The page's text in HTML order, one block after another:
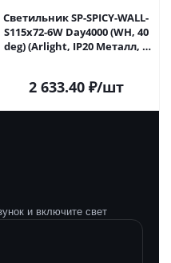
Светильник SP-SPICY-WALL-
S115x72-6W Day4000 (WH, 40
deg) (Arlight, IP20 Металл, 3
2 633.40₽/шт
и включите свет